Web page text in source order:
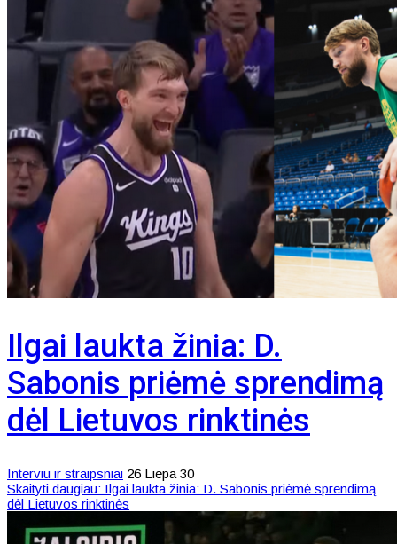
Ilgai laukta žinia: D.
Sabonis priėmė sprendimą
dėl Lietuvos rinktinės
Interviu ir straipsniai 26 Liepa 30
Skaityti daugiau: Ilgai laukta žinia: D. Sabonis priėmė sprendimą
dėl Lietuvos rinktinės